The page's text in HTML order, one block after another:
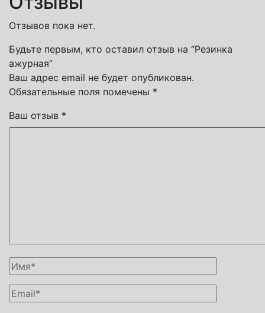
Отзывов пока нет.
Будьте первым, кто оставил отзыв на “Резинка
ажурная”
Ваш адрес email не будет опубликован.
Обязательные поля помечены *
Ваш отзыв *